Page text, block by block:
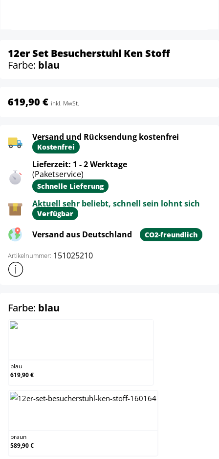
12er Set Besucherstuhl Ken Stoff
Farbe: blau
619,90 € inkl. MwSt.
Versand und Rücksendung kostenfrei
Kostenfrei
Lieferzeit: 1 - 2 Werktage
(Paketservice)
Schnelle Lieferung
Aktuell sehr beliebt, schnell sein lohnt sich
Verfügbar
Versand aus Deutschland CO2-freundlich
Artikelnummer: 151025210
Weitere Produktinformationen anzeigen
Farbe: blau
blau
619,90 €
braun
589,90 €